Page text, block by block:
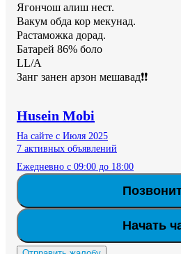
Ягончош алиш нест.
Вакум обда кор мекунад.
Растаможка дорад.
Батарей 86% боло
LL/A
Занг занен арзон мешавад❗️❗️
Husein Mobi
На сайте с Июля 2025
7 активных объявлений
Ежедневно с 09:00 до 18:00
Начать